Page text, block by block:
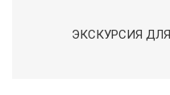
ЭКСКУРСИЯ